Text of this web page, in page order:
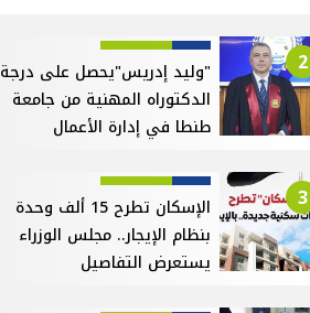
2
"وليد إدريس"يحصل على درجة
الدكتوراه المهنية من جامعة
طنطا في إدارة الأعمال
3
الإسكان تطرح 15 ألف وحدة
بنظام الإيجار.. مجلس الوزراء
يستعرض التفاصيل